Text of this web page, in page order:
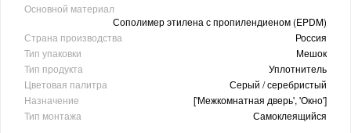
Основной материал
Сополимер этилена с пропилендиеном (EPDM)
Страна производства
Россия
Тип упаковки
Мешок
Тип продукта
Уплотнитель
Цветовая палитра
Серый / серебристый
Назначение
['Межкомнатная дверь', 'Окно']
Тип монтажа
Самоклеящийся